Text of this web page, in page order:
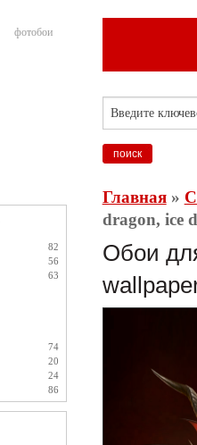
фотобои
82
56
63
74
20
24
86
Главная»
dragon, ice
Обои